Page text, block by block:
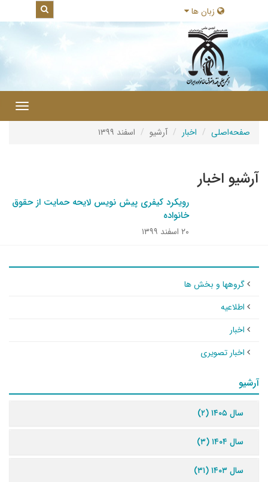
زبان ها
صفحه‌اصلی اخبار آرشیو اسفند ۱۳۹۹
آرشیو اخبار
رویکرد کیفری پیش نویس لایحه حمایت از حقوق
خانواده
۲۰ اسفند ۱۳۹۹
گروهها و بخش ها
اطلاعیه
اخبار
اخبار تصویری
آرشیو
سال ۱۴۰۵ (۲)
سال ۱۴۰۴ (۳)
سال ۱۴۰۳ (۳۱)